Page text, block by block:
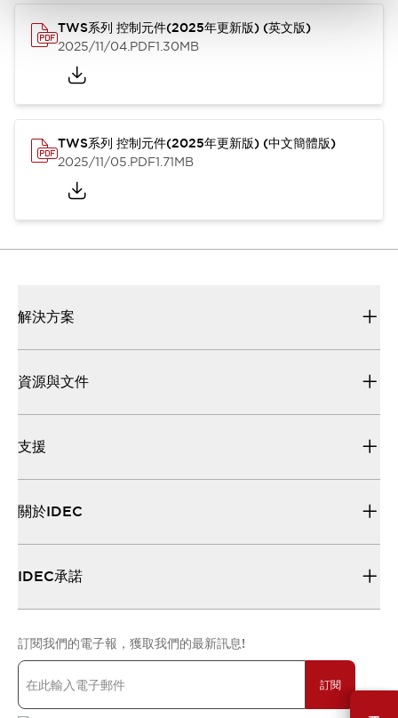
TWS系列 控制元件(2025年更新版) (英文版)
2025/11/04.PDF1.30MB
TWS系列 控制元件(2025年更新版) (中文簡體版)
2025/11/05.PDF1.71MB
解決方案
資源與文件
支援
關於IDEC
IDEC承諾
訂閱我們的電子報，獲取我們的最新訊息!
訂閱